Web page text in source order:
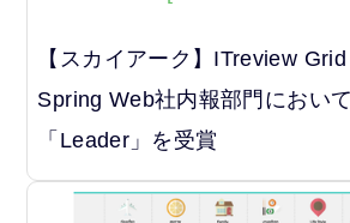
【スカイアーク】 ITreview
Spring Web社内報部門におい
「Leader」を受賞